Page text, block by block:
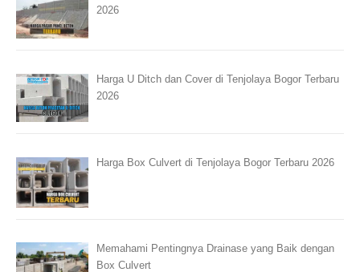
2026
Harga U Ditch dan Cover di Tenjolaya Bogor Terbaru
2026
Harga Box Culvert di Tenjolaya Bogor Terbaru 2026
Memahami Pentingnya Drainase yang Baik dengan
Box Culvert